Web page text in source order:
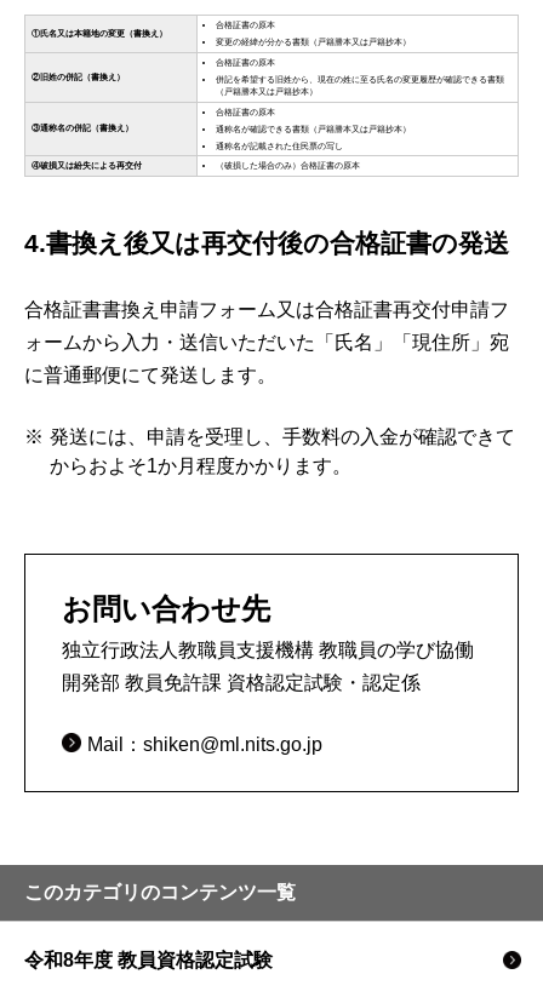
4.書換え後又は再交付後の合格証書の発送
合格証書書換え申請フォーム又は合格証書再交付申請フ
ォームから入力・送信いただいた「氏名」「現住所」宛
に普通郵便にて発送します。
発送には、申請を受理し、手数料の入金が確認できて
からおよそ1か月程度かかります。
お問い合わせ先
独立行政法人教職員支援機構 教職員の学び協働
開発部 教員免許課 資格認定試験・認定係
Mail：shiken@ml.nits.go.jp
このカテゴリのコンテンツ一覧
令和8年度 教員資格認定試験